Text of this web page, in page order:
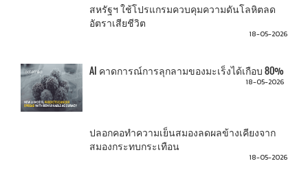
สหรัฐฯ ใช้โปรแกรมควบคุมความดันโลหิตลด
อัตราเสียชีวิต
18-05-2026
AI คาดการณ์การลุกลามของมะเร็งได้เกือบ 80%
18-05-2026
ปลอกคอทำความเย็นสมองลดผลข้างเคียงจาก
สมองกระทบกระเทือน
18-05-2026